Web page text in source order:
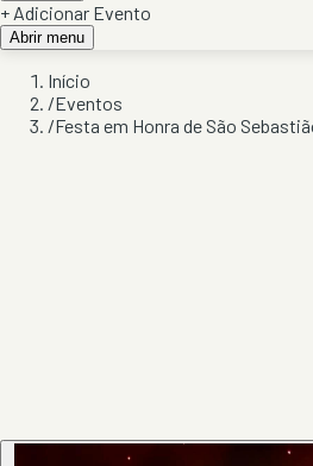
+ Adicionar Evento
Abrir menu
Início
/Eventos
/Festa em Honra de São